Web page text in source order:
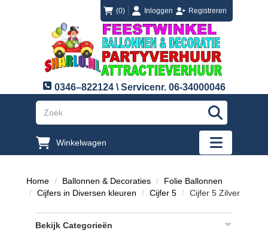
(0) loginInloggen
registreren Registreren
0346–822124 \ Servicenr. 06-34000046
"Zoeken
Winkelwagen
"Toggle
Home Ballonnen & Decoraties
Folie Ballonnen
Cijfers in Diversen kleuren
Cijfer 5 Cijfer 5 Zilver
Bekijk Categorieën